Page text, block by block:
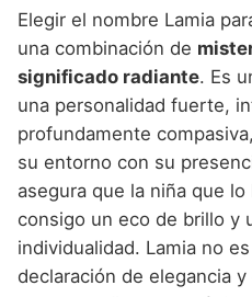
Elegir el nombre Lamia
una combinación de
significado radiante. Es
una personalidad fuerte,
profundamente
su entorno con su
asegura que la niña que
consigo un eco de brillo y
individualidad. Lamia no
declaración de elegancia